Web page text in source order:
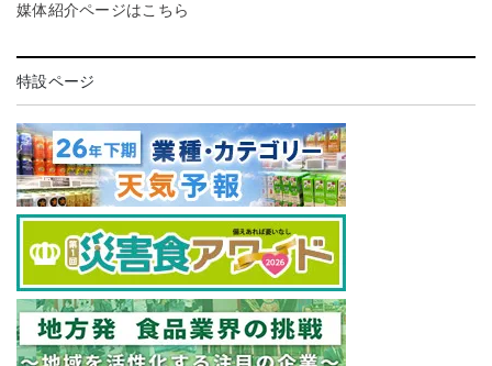
媒体紹介ページはこちら
特設ページ